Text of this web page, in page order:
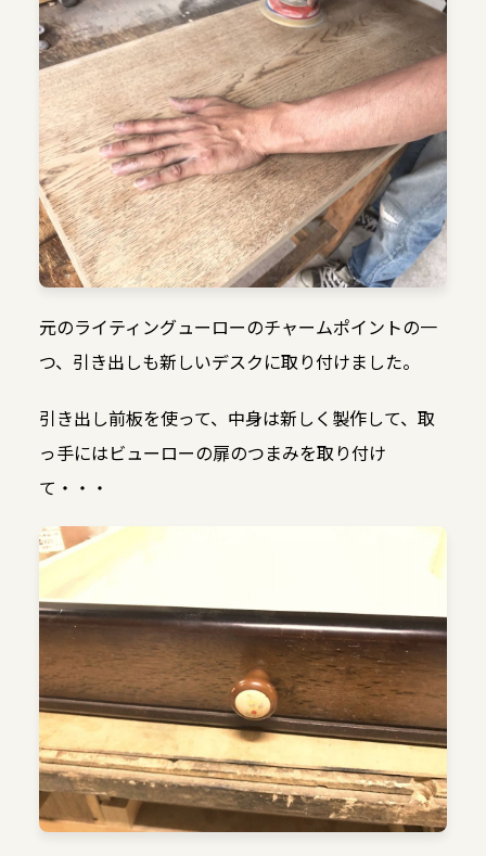
元のライティングューローのチャームポイントの一
つ、引き出しも新しいデスクに取り付けました。
引き出し前板を使って、中身は新しく製作して、取
っ手にはビューローの扉のつまみを取り付け
て・・・